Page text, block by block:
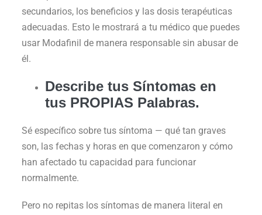
secundarios, los beneficios y las dosis terapéuticas
adecuadas. Esto le mostrará a tu médico que puedes
usar Modafinil de manera responsable sin abusar de
él.
Describe tus Síntomas en
tus PROPIAS Palabras.
Sé específico sobre tus síntoma — qué tan graves
son, las fechas y horas en que comenzaron y cómo
han afectado tu capacidad para funcionar
normalmente.
Pero no repitas los síntomas de manera literal en